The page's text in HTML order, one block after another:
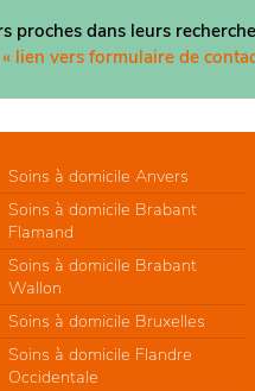
proches dans leurs
« lien vers formulaire de
Soins à domicile Anvers
Soins à domicile Brabant
Flamand
Soins à domicile Brabant
Wallon
Soins à domicile Bruxelles
Soins à domicile Flandre
Occidentale